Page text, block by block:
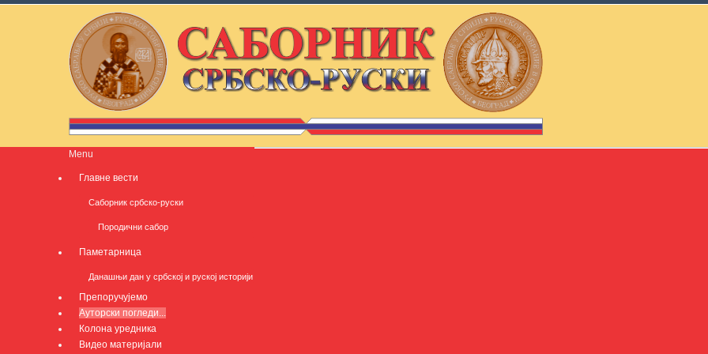
Menu
Главне вести
Саборник србско-руски
Породични сабор
Паметарница
Данашњи дан у србској и руској историји
Препоручујемо
Ауторски погледи...
Колона уредника
Видео материјали